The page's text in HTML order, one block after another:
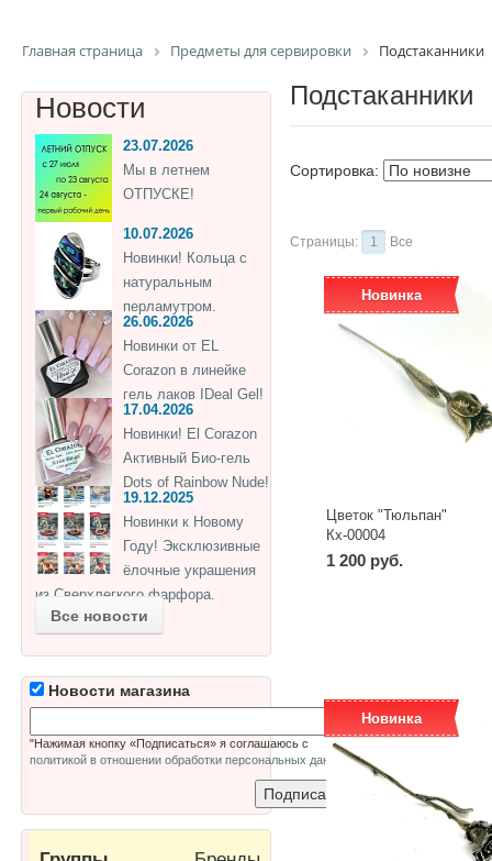
Главная страница Предметы для сервировки Подстаканники
Подстаканники
Сортировка:
Страницы: 1 Все
Новинка
Цветок "Тюльпан"
Кх-00004
1 200 руб.
Новинка
Новости
23.07.2026
Мы в летнем
ОТПУСКЕ!
10.07.2026
Новинки! Кольца с
натуральным
перламутром.
26.06.2026
Новинки от EL
Corazon в линейке
гель лаков IDeal Gel!
17.04.2026
Новинки! El Corazon
Активный Био-гель
Dots of Rainbow Nude!
19.12.2025
Новинки к Новому
Году! Эксклюзивные
ёлочные украшения
из Сверхлегкого фарфора.
Все новости
Новости магазина
"Нажимая кнопку «Подписаться» я соглашаюсь с
политикой в отношении обработки персональных данных"